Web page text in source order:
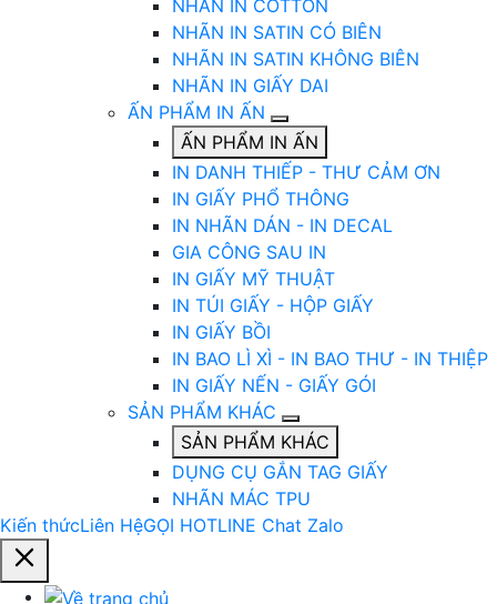
NHÃN IN COTTON
NHÃN IN SATIN CÓ BIÊN
NHÃN IN SATIN KHÔNG BIÊN
NHÃN IN GIẤY DAI
ẤN PHẨM IN ẤN
ẤN PHẨM IN ẤN
IN DANH THIẾP - THƯ CẢM ƠN
IN GIẤY PHỔ THÔNG
IN NHÃN DÁN - IN DECAL
GIA CÔNG SAU IN
IN GIẤY MỸ THUẬT
IN TÚI GIẤY - HỘP GIẤY
IN GIẤY BỒI
IN BAO LÌ XÌ - IN BAO THƯ - IN THIỆP
IN GIẤY NẾN - GIẤY GÓI
SẢN PHẨM KHÁC
SẢN PHẨM KHÁC
DỤNG CỤ GẮN TAG GIẤY
NHÃN MÁC TPU
Kiến thứcLiên HệGỌI HOTLINE Chat Zalo